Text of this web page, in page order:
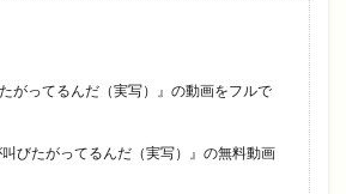
がってるんだ（実写）』の動画をフルで
びたがってるんだ（実写）』の無料動画